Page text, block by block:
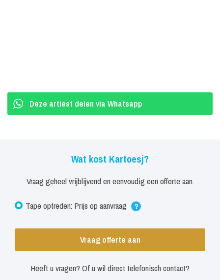
Deze artiest delen via Whatsapp
Wat kost Kartoesj?
Vraag geheel vrijblijvend en eenvoudig een offerte aan.
Tape optreden: Prijs op aanvraag ?
Vraag offerte aan
Heeft u vragen? Of u wil direct telefonisch contact?